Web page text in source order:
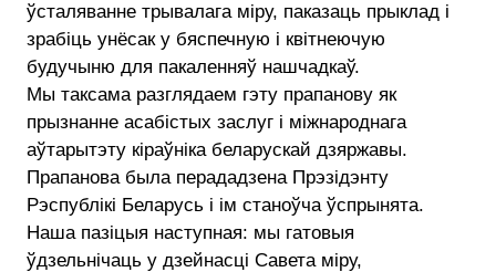
ўсталяванне трывалага міру, паказаць прыклад і
зрабіць унёсак у бяспечную і квітнеючую
будучыню для пакаленняў нашчадкаў.
Мы таксама разглядаем гэту прапанову як
прызнанне асабістых заслуг і міжнароднага
аўтарытэту кіраўніка беларускай дзяржавы.
Прапанова была перададзена Прэзідэнту
Рэспублікі Беларусь і ім станоўча ўспрынята.
Наша пазіцыя наступная: мы гатовыя
ўдзельнічаць у дзейнасці Савета міру,